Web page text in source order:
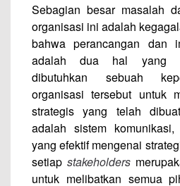
Sebagian besar masalah
organisasi ini adalah
bahwa perancangan dan
adalah dua hal yang
dibutuhkan sebuah
organisasi tersebut untuk
strategis yang telah
adalah sistem
yang efektif mengenai
setiap stakeholders
untuk melibatkan semua